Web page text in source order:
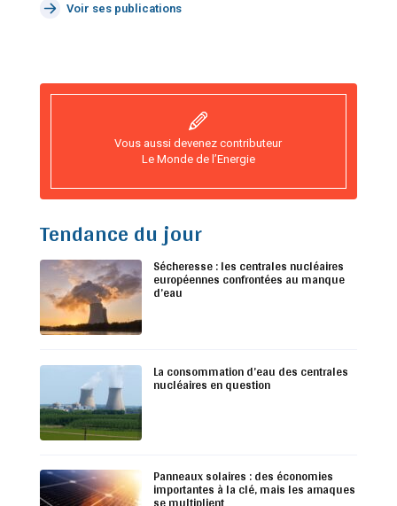
Voir ses publications
Vous aussi devenez contributeur
Le Monde de l’Energie
Tendance du jour
Sécheresse : les centrales nucléaires
européennes confrontées au manque
d’eau
La consommation d’eau des centrales
nucléaires en question
Panneaux solaires : des économies
importantes à la clé, mais les arnaques